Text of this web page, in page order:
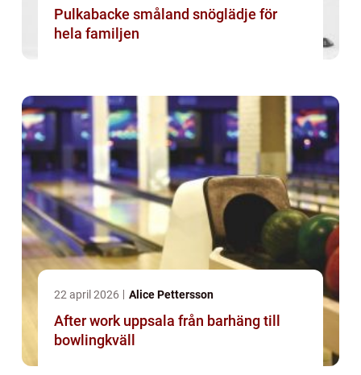
Pulkabacke småland snöglädje för
hela familjen
22 april 2026 Alice Pettersson
After work uppsala från barhäng till
bowlingkväll